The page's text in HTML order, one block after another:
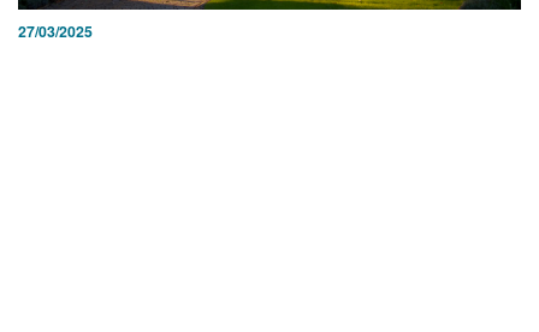
27/03/2025